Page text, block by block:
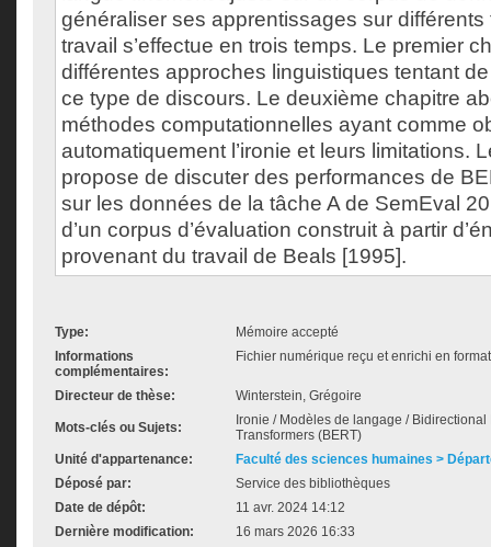
généraliser ses apprentissages sur différents
travail s’effectue en trois temps. Le premier
différentes approches linguistiques tentant
ce type de discours. Le deuxième chapitre
méthodes computationnelles ayant comme
automatiquement l’ironie et leurs limitations.
propose de discuter des performances de
sur les données de la tâche A de SemEval
d’un corpus d’évaluation construit à partir
provenant du travail de Beals [1995].
Type:
Mémoire accepté
Informations
complémentaires:
Fichier numérique reçu et enrichi en
Directeur de thèse: Winterstein, Grégoire
Mots-clés ou Sujets:
Ironie / Modèles de langage /
Transformers (BERT)
Unité d'appartenance:
Faculté des sciences humaines >
Déposé par:
Service des bibliothèques
Date de dépôt:
11 avr. 2024 14:12
Dernière modification:
16 mars 2026 16:33